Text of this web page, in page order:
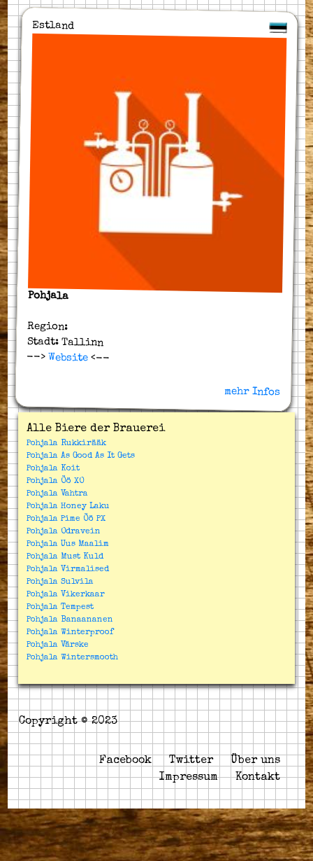
Estland
Pohjala
Region:
Stadt: Tallinn
--> Website <--
mehr Infos
Alle Biere der Brauerei
Pohjala Rukkirääk
Pohjala As Good As It Gets
Pohjala Koit
Pohjala Öö XO
Pohjala Vahtra
Pohjala Honey Laku
Pohjala Pime Öö PX
Pohjala Odravein
Pohjala Uus Maalim
Pohjala Must Kuld
Pohjala Virmalised
Pohjala Sulvila
Pohjala Vikerkaar
Pohjala Tempest
Pohjala Banaananen
Pohjala Winterproof
Pohjala Värske
Pohjala Wintersmooth
Copyright © 2023
Facebook Twitter
Über uns
Impressum
Kontakt